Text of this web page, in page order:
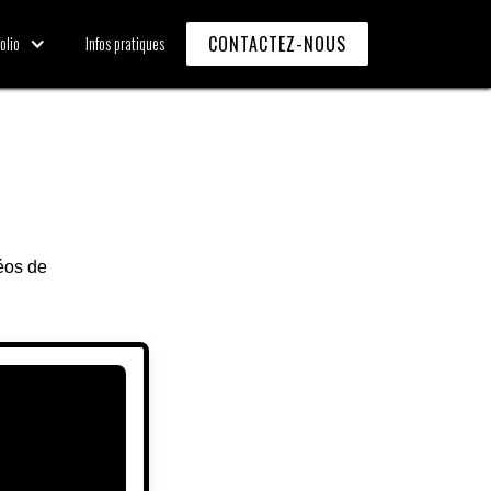
Infos pratiques CONTACTEZ-NOUS
Infos pratiques CONTACTEZ-NOUS
de